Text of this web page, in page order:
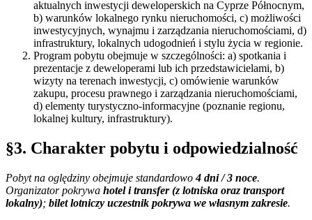
aktualnych inwestycji deweloperskich na Cyprze Północnym,
b) warunków lokalnego rynku nieruchomości, c) możliwości
inwestycyjnych, wynajmu i zarządzania nieruchomościami, d)
infrastruktury, lokalnych udogodnień i stylu życia w regionie.
Program pobytu obejmuje w szczególności: a) spotkania i
prezentacje z deweloperami lub ich przedstawicielami, b)
wizyty na terenach inwestycji, c) omówienie warunków
zakupu, procesu prawnego i zarządzania nieruchomościami,
d) elementy turystyczno-informacyjne (poznanie regionu,
lokalnej kultury, infrastruktury).
§3. Charakter pobytu i odpowiedzialność
Pobyt na oględziny obejmuje standardowo4 dni / 3 noce.
Organizator pokrywa hotel i transfer (z lotniska oraz transport
lokalny); bilet lotniczy uczestnik pokrywa we własnym zakresie.